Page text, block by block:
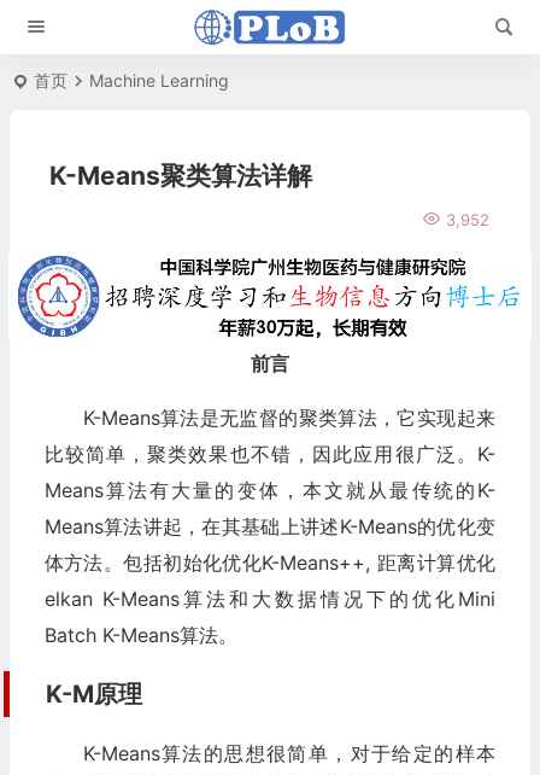
首页 Machine Learning
K-Means聚类算法详解
3,952
前言
K-Means算法是无监督的聚类算法，它实现起来
比较简单，聚类效果也不错，因此应用很广泛。K-
Means算法有大量的变体，本文就从最传统的K-
Means算法讲起，在其基础上讲述K-Means的优化变
体方法。包括初始化优化K-Means++, 距离计算优化
elkan K-Means算法和大数据情况下的优化Mini
Batch K-Means算法。
K-M原理
K-Means算法的思想很简单，对于给定的样本